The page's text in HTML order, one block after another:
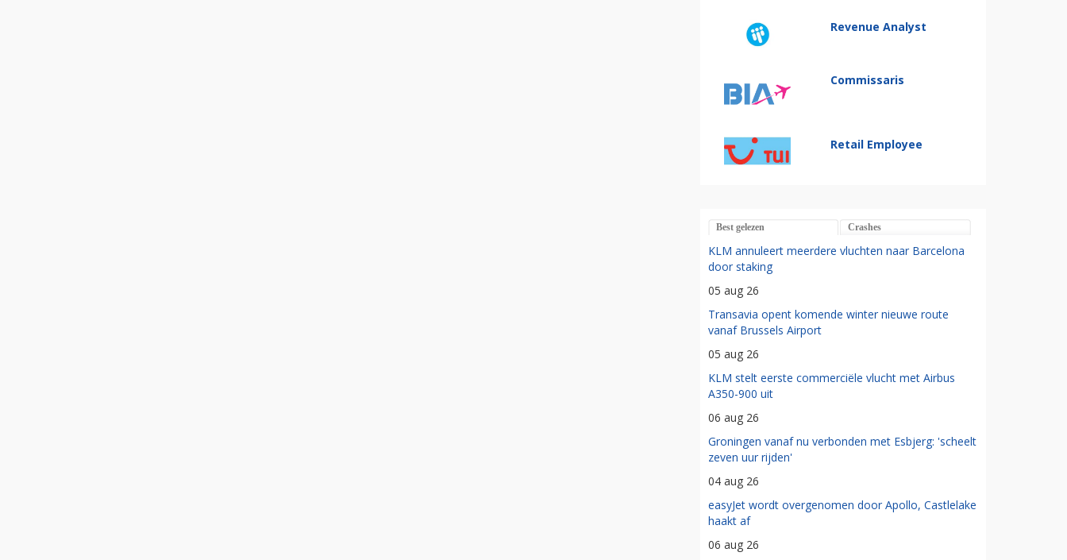
Revenue Analyst
Commissaris
Retail Employee
Best gelezen Crashes
KLM annuleert meerdere vluchten naar Barcelona
door staking
05 aug 26
Transavia opent komende winter nieuwe route
vanaf Brussels Airport
05 aug 26
KLM stelt eerste commerciële vlucht met Airbus
A350-900 uit
06 aug 26
Groningen vanaf nu verbonden met Esbjerg: 'scheelt
zeven uur rijden'
04 aug 26
easyJet wordt overgenomen door Apollo, Castlelake
haakt af
06 aug 26